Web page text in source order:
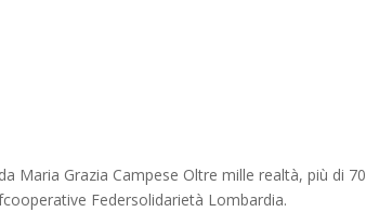
Maria Grazia Campese Oltre mille realtà, più di 70
Federsolidarietà Lombardia.